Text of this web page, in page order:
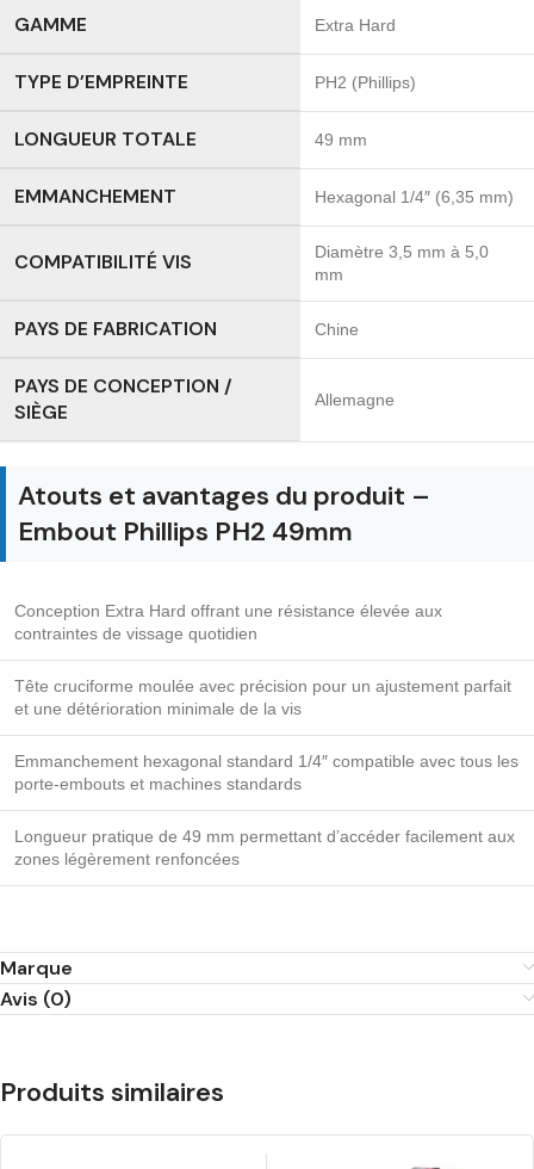
GAMME Extra Hard
TYPE D’EMPREINTE PH2 (Phillips)
LONGUEUR TOTALE 49 mm
EMMANCHEMENT Hexagonal 1/4″ (6,35 mm)
COMPATIBILITÉ VIS
Diamètre 3,5 mm à 5,0
mm
PAYS DE FABRICATION Chine
PAYS DE CONCEPTION /
SIÈGE
Allemagne
Atouts et avantages du produit –
Embout Phillips PH2 49mm
Conception Extra Hard offrant une résistance élevée aux
contraintes de vissage quotidien
Tête cruciforme moulée avec précision pour un ajustement parfait
et une détérioration minimale de la vis
Emmanchement hexagonal standard 1/4″ compatible avec tous les
porte-embouts et machines standards
Longueur pratique de 49 mm permettant d’accéder facilement aux
zones légèrement renfoncées
Marque
Avis (0)
Produits similaires